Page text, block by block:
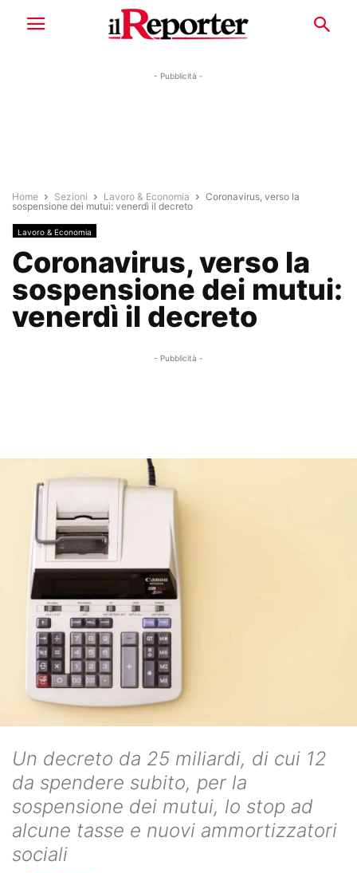
- Pubblicità -
Home Sezioni Lavoro & Economia
Coronavirus, verso la
sospensione dei mutui: venerdì il decreto
Lavoro & Economia
Coronavirus, verso la
sospensione dei mutui:
venerdì il decreto
- Pubblicità -
Un decreto da 25 miliardi, di cui 12
da spendere subito, per la
sospensione dei mutui, lo stop ad
alcune tasse e nuovi ammortizzatori
sociali